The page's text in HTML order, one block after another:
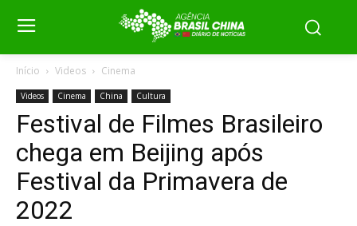
Início Videos Cinema
Videos Cinema China Cultura
Festival de Filmes Brasileiro
chega em Beijing após
Festival da Primavera de
2022